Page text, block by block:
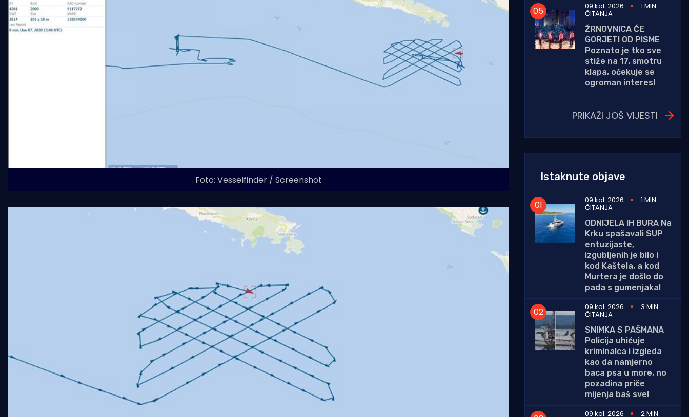
Foto: Vesselfinder / Screenshot
09 kol. 2026
1 MIN.
ČITANJA
ŽRNOVNICA ĆE
GORJETI OD PISME
Poznato je tko sve
stiže na 17. smotru
klapa, očekuje se
ogroman interes!
PRIKAŽI JOŠ VIJESTI
Istaknute objave
09 kol. 2026 1 MIN.
ČITANJA
ODNIJELA IH BURA Na
Krku spašavali SUP
entuzijaste,
izgubljenih je bilo i
kod Kaštela, a kod
Murtera je došlo do
pada s gumenjaka!
09 kol. 2026
3 MIN.
ČITANJA
SNIMKA S PAŠMANA
Policija uhićuje
kriminalca i izgleda
kao da namjerno
baca psa u more, no
pozadina priče
mijenja baš sve!
09 kol. 2026
2 MIN.